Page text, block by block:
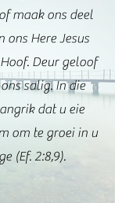
maak ons deel
Here Jesus
Deur geloof
salig. In die
dat u eie
om te groei in u
(Ef. 2:8,9).